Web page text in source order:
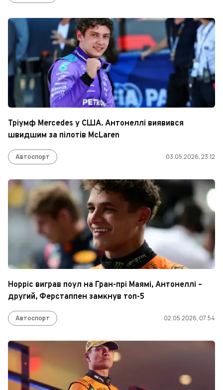
Тріумф Mercedes у США. Антонеллі виявився
швидшим за пілотів McLaren
Автоспорт 03.05.2026, 23:12
Норріс виграв поул на Гран-прі Маямі, Антонеллі –
другий, Ферстаппен замкнув топ-5
Автоспорт 02.05.2026, 07:54